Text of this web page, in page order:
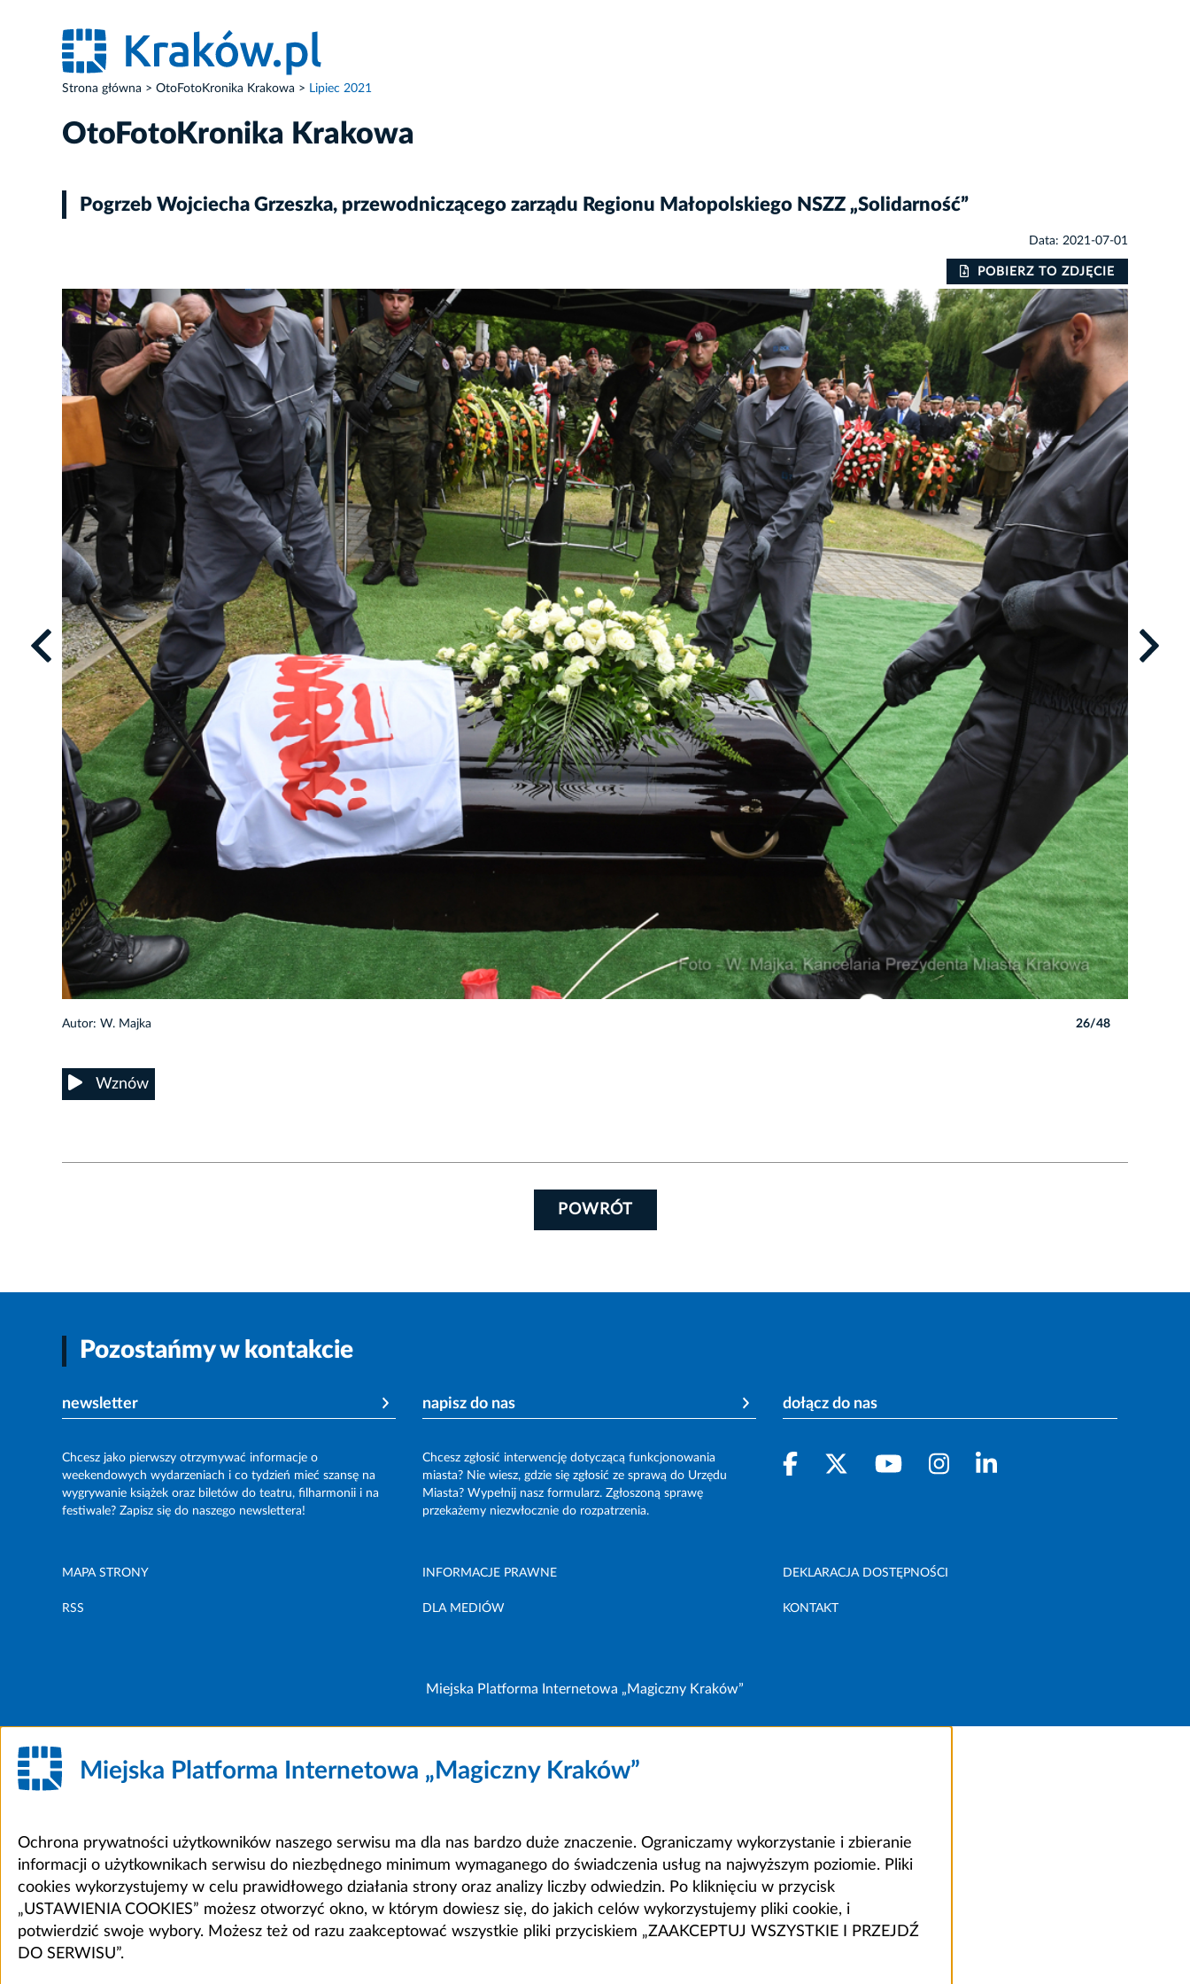
Strona główna OtoFotoKronika Krakowa Lipiec 2021
OtoFotoKronika Krakowa
Pogrzeb Wojciecha Grzeszka, przewodniczącego zarządu Regionu Małopolskiego NSZZ „Solidarność”
Data: 2021-07-01
POBIERZ TO ZDJĘCIE
Autor: W. Majka 26/48
Wznów
POWRÓT
Pozostańmy w kontakcie
newsletter
Chcesz jako pierwszy otrzymywać informacje o
weekendowych wydarzeniach i co tydzień mieć szansę na
wygrywanie książek oraz biletów do teatru, filharmonii i na
festiwale? Zapisz się do naszego newslettera!
napisz do nas
Chcesz zgłosić interwencję dotyczącą funkcjonowania
miasta? Nie wiesz, gdzie się zgłosić ze sprawą do Urzędu
Miasta? Wypełnij nasz formularz. Zgłoszoną sprawę
przekażemy niezwłocznie do rozpatrzenia.
dołącz do nas
MAPA STRONY INFORMACJE PRAWNE DEKLARACJA DOSTĘPNOŚCI
RSS DLA MEDIÓW KONTAKT
Miejska Platforma Internetowa „Magiczny Kraków”
Miejska Platforma Internetowa „Magiczny Kraków”
Ochrona prywatności użytkowników naszego serwisu ma dla nas bardzo duże znaczenie. Ograniczamy wykorzystanie i zbieranie
informacji o użytkownikach serwisu do niezbędnego minimum wymaganego do świadczenia usług na najwyższym poziomie. Pliki
cookies wykorzystujemy w celu prawidłowego działania strony oraz analizy liczby odwiedzin. Po kliknięciu w przycisk
„USTAWIENIA COOKIES” możesz otworzyć okno, w którym dowiesz się, do jakich celów wykorzystujemy pliki cookie, i
potwierdzić swoje wybory. Możesz też od razu zaakceptować wszystkie pliki przyciskiem „ZAAKCEPTUJ WSZYSTKIE I PRZEJDŹ
DO SERWISU”.